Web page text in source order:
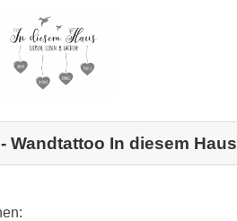
Wandtattoo In diesem